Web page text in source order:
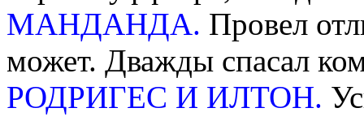
МАНДАНДА. Провел
может. Дважды спасал
РОДРИГЕС И ИЛТОН.